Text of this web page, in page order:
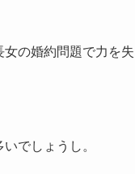
の婚約問題で力を失
でしょうし。